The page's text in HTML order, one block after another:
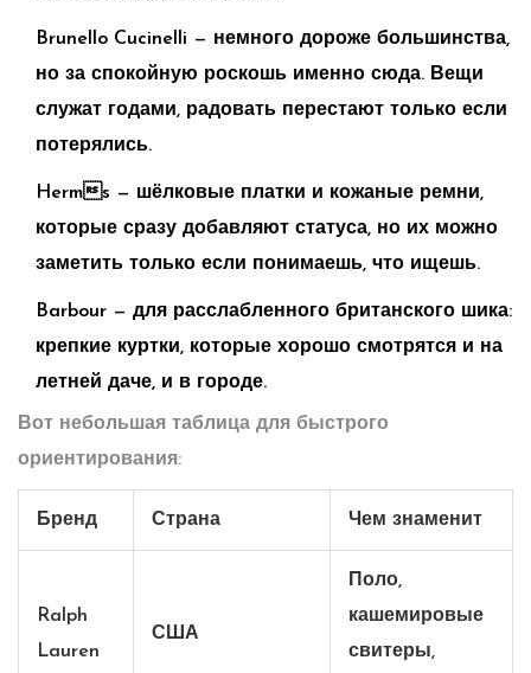
Brunello Cucinelli — немного дороже большинства,
но за спокойную роскошь именно сюда. Вещи
служат годами, радовать перестают только если
потерялись.
Herms — шёлковые платки и кожаные ремни,
которые сразу добавляют статуса, но их можно
заметить только если понимаешь, что ищешь.
Barbour — для расслабленного британского шика:
крепкие куртки, которые хорошо смотрятся и на
летней даче, и в городе.
Вот небольшая таблица для быстрого
ориентирования:
Бренд Страна Чем знаменит
Ralph
Lauren
США
Поло,
кашемировые
свитеры,